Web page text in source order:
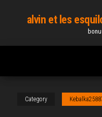
content
alvin et les
Category